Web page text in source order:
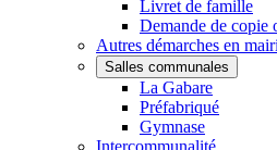
Livret de famille
Demande de copie
Autres démarches en
Salles communales
La Gabare
Préfabriqué
Gymnase
Intercommunalité